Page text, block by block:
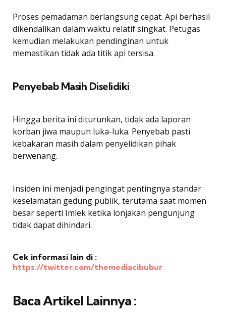
Proses pemadaman berlangsung cepat. Api berhasil
dikendalikan dalam waktu relatif singkat. Petugas
kemudian melakukan pendinginan untuk
memastikan tidak ada titik api tersisa.
Penyebab Masih Diselidiki
Hingga berita ini diturunkan, tidak ada laporan
korban jiwa maupun luka-luka. Penyebab pasti
kebakaran masih dalam penyelidikan pihak
berwenang.
Insiden ini menjadi pengingat pentingnya standar
keselamatan gedung publik, terutama saat momen
besar seperti Imlek ketika lonjakan pengunjung
tidak dapat dihindari.
Cek informasi lain di :
https://twitter.com/themediacibubur
Baca Artikel Lainnya :